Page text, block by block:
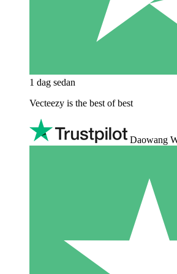
1 dag sedan
Vecteezy is the best of best
Daowang